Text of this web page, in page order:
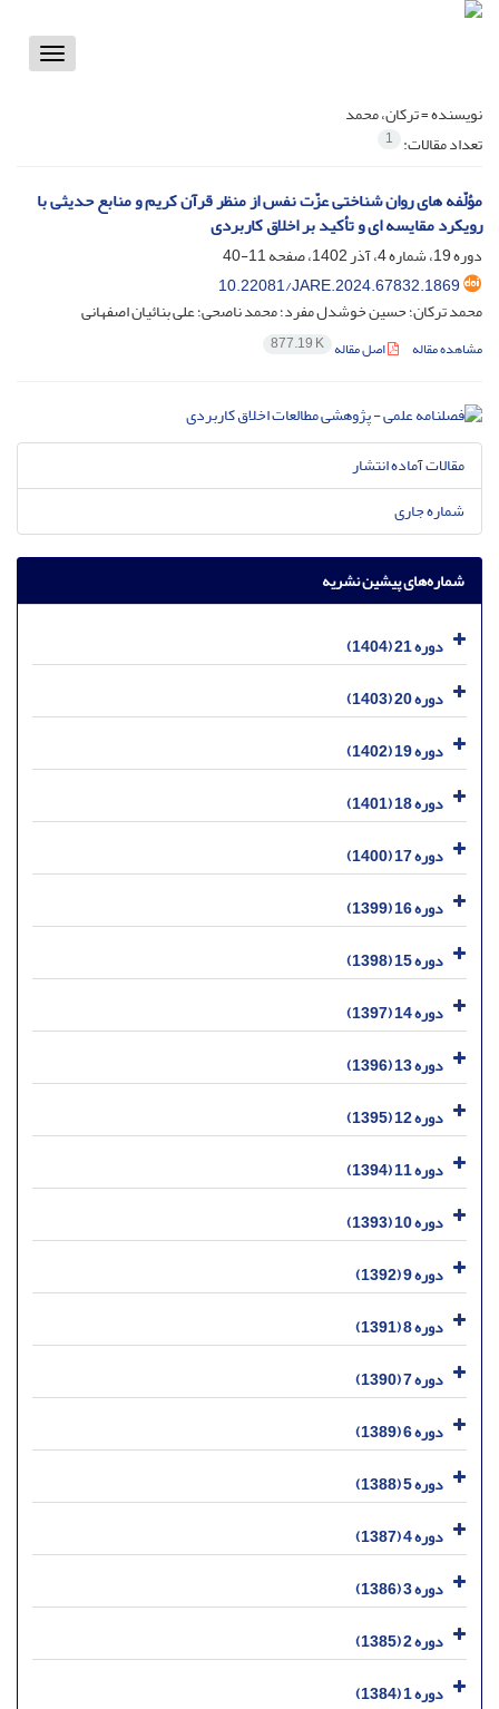
Toggle
نویسنده =ترکان، محمد
تعداد مقالات: 1
مؤلّفه هاى روان شناختى عزّت نفس از منظر قرآن کریم و منابع حدیثى با
رویکرد مقایسه ای و تأکید بر اخلاق کاربردی
دوره 19، شماره 4، آذر 1402، صفحه
11-40
10.22081/JARE.2024.67832.1869
محمد ترکان؛ حسین خوشدل مفرد؛ محمد ناصحی؛ علی بنائیان اصفهانی
مشاهده مقاله اصل مقاله 877.19 K
مقالات آماده انتشار
شماره جاری
شماره‌های پیشین نشریه
دوره 21 (1404)
دوره 20 (1403)
دوره 19 (1402)
دوره 18 (1401)
دوره 17 (1400)
دوره 16 (1399)
دوره 15 (1398)
دوره 14 (1397)
دوره 13 (1396)
دوره 12 (1395)
دوره 11 (1394)
دوره 10 (1393)
دوره 9 (1392)
دوره 8 (1391)
دوره 7 (1390)
دوره 6 (1389)
دوره 5 (1388)
دوره 4 (1387)
دوره 3 (1386)
دوره 2 (1385)
دوره 1 (1384)